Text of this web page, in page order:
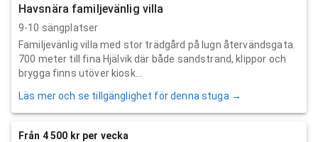
Havsnära familjevänlig villa
9-10 sängplatser
Familjevänlig villa med stor trädgård på lugn återvändsgata.
700 meter till fina Hjälvik där både sandstrand, klippor och
brygga finns utöver kiosk...
Läs mer och se tillgänglighet för denna stuga →
Från 4 500 kr per vecka